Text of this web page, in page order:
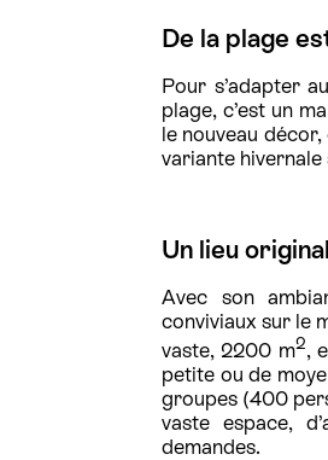
De la plage
Pour s’adapter
plage, c’est un
le nouveau
variante hivernale
Un lieu
Avec son
conviviaux sur le
vaste, 2200 m2,
petite ou de
groupes (400
vaste espace,
demandes.